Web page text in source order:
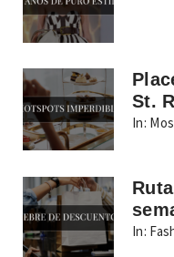
St.
In:
In: